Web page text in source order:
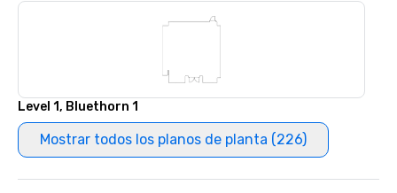
Level 1, Bluethorn 1
Mostrar todos los planos de planta (226)